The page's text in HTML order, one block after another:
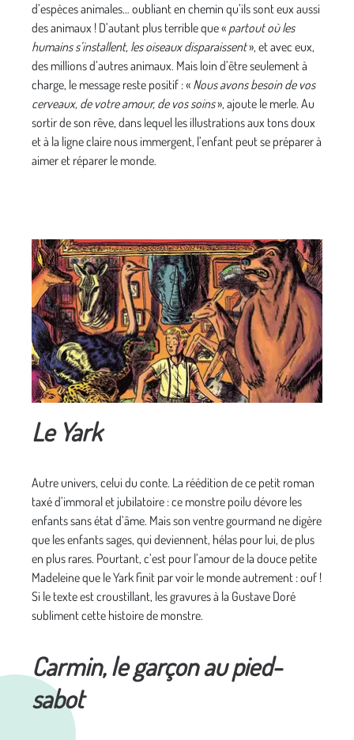
d’espèces animales… oubliant en chemin qu’ils sont eux aussi
des animaux ! D’autant plus terrible que « partout où les
humains s’installent, les oiseaux disparaissent», et avec eux,
des millions d’autres animaux. Mais loin d’être seulement à
charge, le message reste positif : « Nous avons besoin de vos
cerveaux, de votre amour, de vos soins», ajoute le merle. Au
sortir de son rêve, dans lequel les illustrations aux tons doux
et à la ligne claire nous immergent, l’enfant peut se préparer à
aimer et réparer le monde.
Le Yark
Autre univers, celui du conte. La réédition de ce petit roman
taxé d’immoral et jubilatoire : ce monstre poilu dévore les
enfants sans état d’âme. Mais son ventre gourmand ne digère
que les enfants sages, qui deviennent, hélas pour lui, de plus
en plus rares. Pourtant, c’est pour l’amour de la douce petite
Madeleine que le Yark finit par voir le monde autrement : ouf !
Si le texte est croustillant, les gravures à la Gustave Doré
subliment cette histoire de monstre.
Carmin, le garçon au pied-
sabot